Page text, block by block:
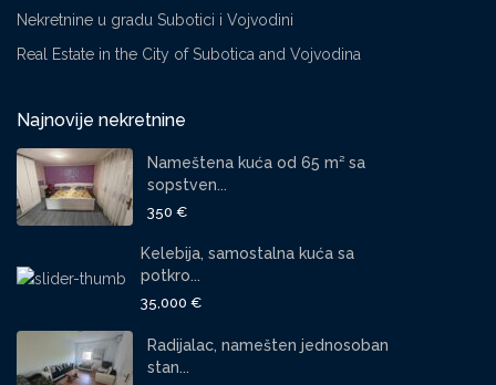
Nekretnine u gradu Subotici i Vojvodini
Real Estate in the City of Subotica and Vojvodina
Najnovije nekretnine
Nameštena kuća od 65 m² sa
sopstven...
350 €
Kelebija, samostalna kuća sa
potkro...
35,000 €
Radijalac, namešten jednosoban
stan...